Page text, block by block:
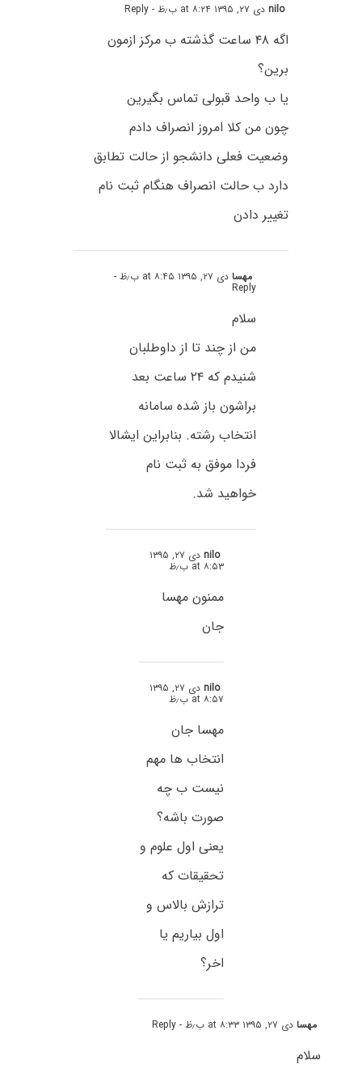
niloدی ۲۷, ۱۳۹۵ at ۸:۲۴ ب٫ظ - Reply
اگه ۴۸ ساعت گذشته ب مرکز ازمون
برین؟
یا ب واحد قبولی تماس بگیرین
چون من کلا امروز انصراف دادم
وضعیت فعلی دانشجو از حالت تطابق
دارد ب حالت انصراف هنگام ثبت نام
تغییر دادن
مهسادی ۲۷, ۱۳۹۵ at ۸:۴۵ ب٫ظ -
Reply
سلام
من از چند تا از داوطلبان
شنیدم که ۲۴ ساعت بعد
براشون باز شده سامانه
انتخاب رشته. بنابراین ایشالا
فردا موفق به ثبت نام
خواهید شد.
nilo دی ۲۷, ۱۳۹۵
at ۸:۵۳ ب٫ظ
ممنون مهسا
جان
nilo دی ۲۷, ۱۳۹۵
at ۸:۵۷ ب٫ظ
مهسا جان
انتخاب ها مهم
نیست ب چه
صورت باشه؟
یعنی اول علوم و
تحقیقات که
ترازش بالاس و
اول بیاریم یا
اخر؟
مهسادی ۲۷, ۱۳۹۵ at ۸:۳۳ ب٫ظ - Reply
سلام